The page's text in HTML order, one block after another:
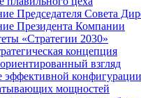
Председателя Совета
Президента Компании
«Стратегии 2030»
концепция
взгляд
эффективной конфигурации
мощностей